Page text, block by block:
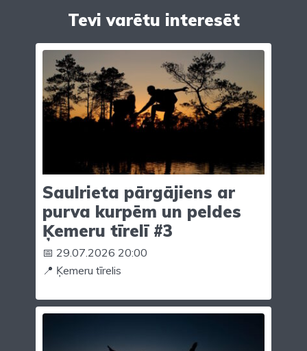
Tevi varētu interesēt
Saulrieta pārgājiens ar
purva kurpēm un peldes
Ķemeru tīrelī #3
📅 29.07.2026 20:00
📍 Ķemeru tīrelis